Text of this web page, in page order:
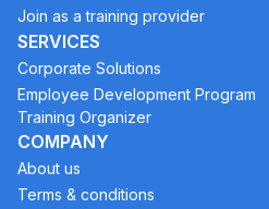
Join as a training provider
SERVICES
Corporate Solutions
Employee Development Program
Training Organizer
COMPANY
About us
Terms & conditions